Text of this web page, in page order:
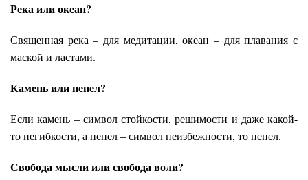
Река или океан?
Священная река – для медитации, океан – для плавания с
маской и ластами.
Камень или пепел?
Если камень – символ стойкости, решимости и даже какой-
то негибкости, а пепел – символ неизбежности, то пепел.
Свобода мысли или свобода воли?